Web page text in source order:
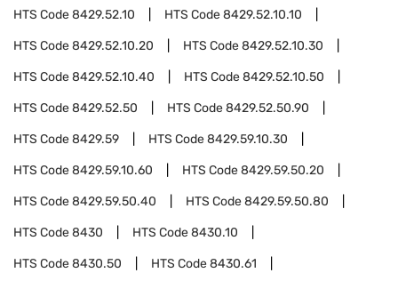
HTS Code8429.52.10 HTS Code8429.52.10.10
HTS Code8429.52.10.20 HTS Code8429.52.10.30
HTS Code8429.52.10.40 HTS Code8429.52.10.50
HTS Code8429.52.50 HTS Code8429.52.50.90
HTS Code8429.59 HTS Code8429.59.10.30
HTS Code8429.59.10.60 HTS Code8429.59.50.20
HTS Code8429.59.50.40 HTS Code8429.59.50.80
HTS Code8430 HTS Code8430.10
HTS Code8430.50 HTS Code8430.61